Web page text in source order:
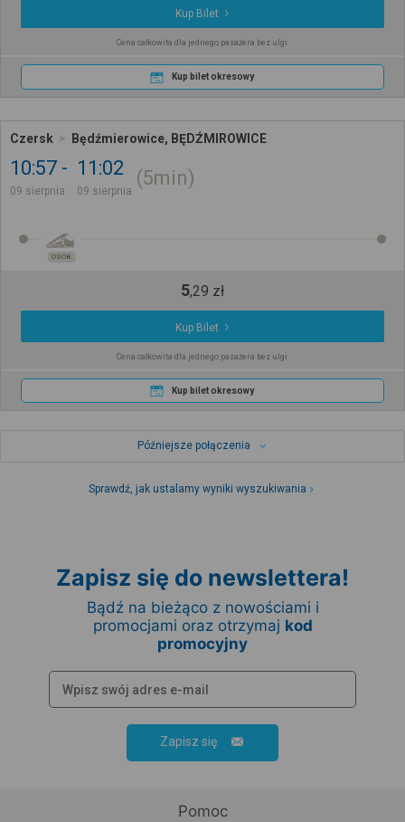
Kup Bilet
Cena całkowita dla jednego pasażera bez ulgi
Kup bilet okresowy
Czersk Będźmierowice, BĘDŹMIROWICE
10:57
09 sierpnia
11:02
09 sierpnia
5min
OSOB.
5,29 zł
Kup Bilet
Cena całkowita dla jednego pasażera bez ulgi
Kup bilet okresowy
Późniejsze połączenia
Sprawdź, jak ustalamy wyniki wyszukiwania
Zapisz się do newslettera!
Bądź na bieżąco z nowościami i
promocjami oraz otrzymaj kod
promocyjny
Zapisz się
Pomoc